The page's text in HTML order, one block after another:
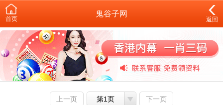
首页
鬼谷子网
返回
上一页 第1页 下一页